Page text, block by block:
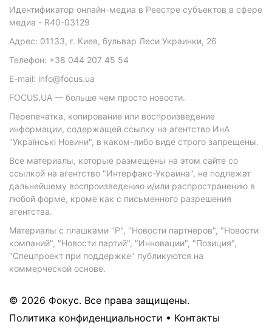
Идентификатор онлайн-медиа в Реестре субъектов в сфере
медиа - R40-03129
Адрес: 01133, г. Киев, бульвар Леси Украинки, 26
Телефон: +38 044 207 45 54
E-mail: info@focus.ua
FOCUS.UA — больше чем просто новости.
Перепечатка, копирование или воспроизведение
информации, содержащей ссылку на агентство ИнА
"Українські Новини", в каком-либо виде строго запрещены.
Все материалы, которые размещены на этом сайте со
ссылкой на агентство "Интерфакс-Украина", не подлежат
дальнейшему воспроизведению и/или распространению в
любой форме, кроме как с письменного разрешения
агентства.
Материалы с плашками "Р", "Новости партнеров", "Новости
компаний", "Новости партий", "Инновации", "Позиция",
"Спецпроект при поддержке" публикуются на
коммерческой основе.
© 2026 Фокус. Все права защищены.
Политика конфиденциальности • Контакты